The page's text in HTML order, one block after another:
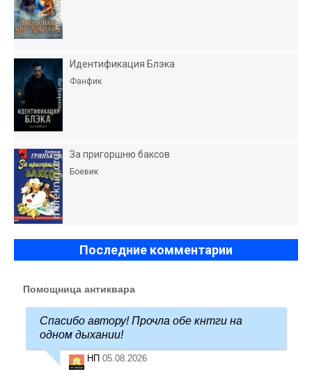
Идентификация Блэка
Фанфик
За пригоршню баксов
Боевик
Последние комментарии
Помощница антиквара
Спасибо автору! Прочла обе кнтги на
одном дыхании!
НП 05.08.2026